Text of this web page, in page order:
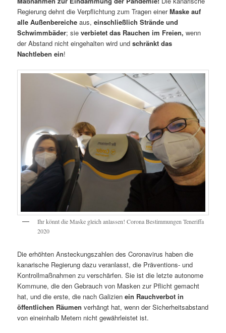
Regierung dehnt die Verpflichtung zum Tragen einerMaske auf
alle Außenbereiche aus,einschließlich Strände und
Schwimmbäder; sieverbietet das Rauchen im Freien, wenn
der Abstand nicht eingehalten wird undschränkt das
Nachtleben ein!
Ihr könnt die Maske gleich anlassen! Corona Bestimmungen Teneriffa
2020
Die erhöhten Ansteckungszahlen des Coronavirus haben die
kanarische Regierung dazu veranlasst, die Präventions- und
Kontrollmaßnahmen zu verschärfen. Sie ist die letzte autonome
Kommune, die den Gebrauch von Masken zur Pflicht gemacht
hat, und die erste, die nach Galizienein Rauchverbot in
öffentlichen Räumen verhängt hat, wenn der Sicherheitsabstand
von eineinhalb Metern nicht gewährleistet ist.